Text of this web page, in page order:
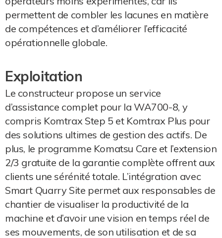
permettent de combler les lacunes en matière
de compétences et d’améliorer l’efficacité
opérationnelle globale.
Exploitation
Le constructeur propose un service
d’assistance complet pour la WA700-8, y
compris Komtrax Step 5 et Komtrax Plus pour
des solutions ultimes de gestion des actifs. De
plus, le programme Komatsu Care et l’extension
2/3 gratuite de la garantie complète offrent aux
clients une sérénité totale. L’intégration avec
Smart Quarry Site permet aux responsables de
chantier de visualiser la productivité de la
machine et d’avoir une vision en temps réel de
ses mouvements, de son utilisation et de sa